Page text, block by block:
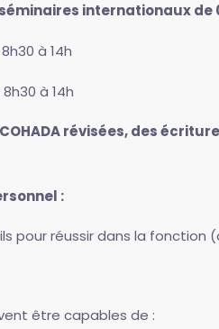
séminaires internationaux
à 14h
à 14h
révisées, des
:
pour réussir dans la fonction
être capables de :